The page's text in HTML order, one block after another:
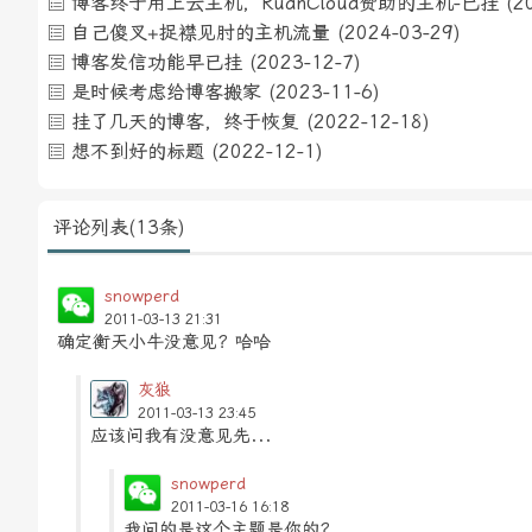
自己傻叉+捉襟见肘的主机流量 (2024-03-29)
博客发信功能早已挂 (2023-12-7)
是时候考虑给博客搬家 (2023-11-6)
挂了几天的博客，终于恢复 (2022-12-18)
想不到好的标题 (2022-12-1)
评论列表(13条)
snowperd
2011-03-13 21:31
确定衡天小牛没意见？哈哈
灰狼
2011-03-13 23:45
应该问我有没意见先...
snowperd
2011-03-16 16:18